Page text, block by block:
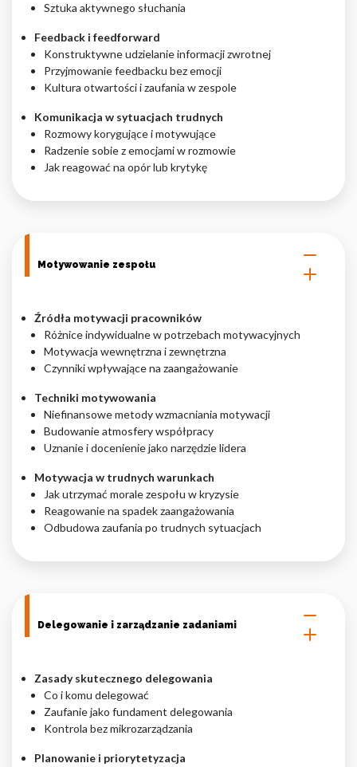
Sztuka aktywnego słuchania
Feedback i feedforward
Konstruktywne udzielanie informacji zwrotnej
Przyjmowanie feedbacku bez emocji
Kultura otwartości i zaufania w zespole
Komunikacja w sytuacjach trudnych
Rozmowy korygujące i motywujące
Radzenie sobie z emocjami w rozmowie
Jak reagować na opór lub krytykę
Motywowanie zespołu
Źródła motywacji pracowników
Różnice indywidualne w potrzebach motywacyjnych
Motywacja wewnętrzna i zewnętrzna
Czynniki wpływające na zaangażowanie
Techniki motywowania
Niefinansowe metody wzmacniania motywacji
Budowanie atmosfery współpracy
Uznanie i docenienie jako narzędzie lidera
Motywacja w trudnych warunkach
Jak utrzymać morale zespołu w kryzysie
Reagowanie na spadek zaangażowania
Odbudowa zaufania po trudnych sytuacjach
Delegowanie i zarządzanie zadaniami
Zasady skutecznego delegowania
Co i komu delegować
Zaufanie jako fundament delegowania
Kontrola bez mikrozarządzania
Planowanie i priorytetyzacja